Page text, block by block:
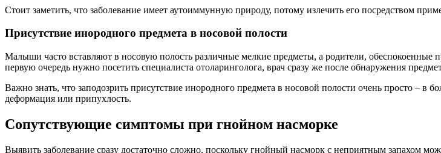
Стоит заметить, что заболевание имеет аутоиммунную природу, потому излечить его посредством
Присутствие инородного предмета в носовой полости
Малыши часто вставляют в носовую полость различные мелкие предметы, а родители,
первую очередь нужно посетить специалиста отоларинголога, врач сразу же после обнаружения
Важно знать, что заподозрить присутствие инородного предмета в носовой полости очень просто – в
деформация или припухлость.
Сопутствующие симптомы при гнойном насморке
Выявить заболевание сразу достаточно сложно, поскольку гнойный насморк с неприятным запахом